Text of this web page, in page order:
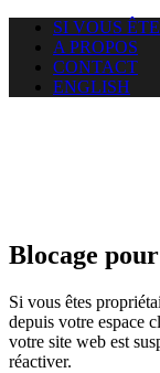
SI VOUS
A PROPOS
CONTACT
ENGLISH
Blocage
Si vous êtes
depuis votre espace
votre site web est
réactiver.